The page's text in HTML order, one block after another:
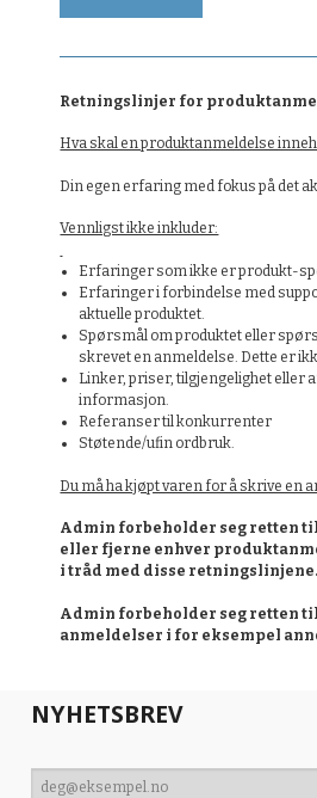
Retningslinjer for
Hva skal en produktanmeldelse
Din egen erfaring med fokus på det
Vennligst ikke inkluder:
Erfaringer som ikke er produkt-
Erfaringer i forbindelse med
aktuelle produktet.
Spørsmål om produktet eller
skrevet en anmeldelse. Dette er
Linker, priser, tilgjengelighet eller
informasjon.
Referanser til konkurrenter
Støtende/ufin ordbruk.
Du må ha kjøpt varen for å skrive en
Admin forbeholder seg retten
eller fjerne enhver
i tråd med disse retningslinjene.
Admin forbeholder seg retten
anmeldelser i for eksempel
NYHETSBREV